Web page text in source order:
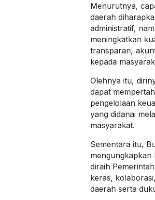
Menurutnya,
daerah
administratif,
meningkatkan
transparan,
kepada
Olehnya itu,
dapat
pengelolaan
yang didanai
masyarakat.
Sementara itu,
mengungkapkan
diraih
keras,
daerah serta